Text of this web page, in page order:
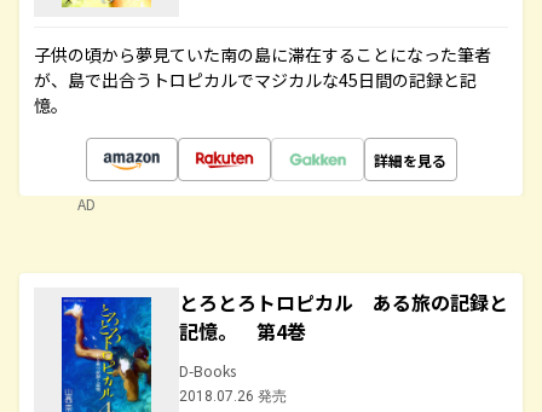
子供の頃から夢見ていた南の島に滞在することになった筆者
が、島で出合うトロピカルでマジカルな45日間の記録と記
憶。
詳細を見る
AD
とろとろトロピカル ある旅の記録と
記憶。 第4巻
D-Books
2018.07.26 発売